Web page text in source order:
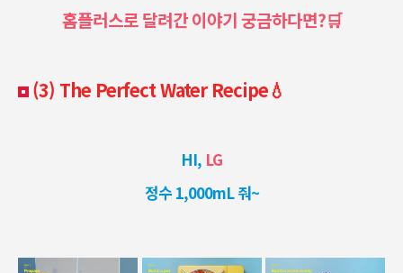
홈플러스로 달려간 이야기 궁금하다면?🛒
(3) The Perfect Water Recipe💧
HI, LG
정수 1,000mL 줘~